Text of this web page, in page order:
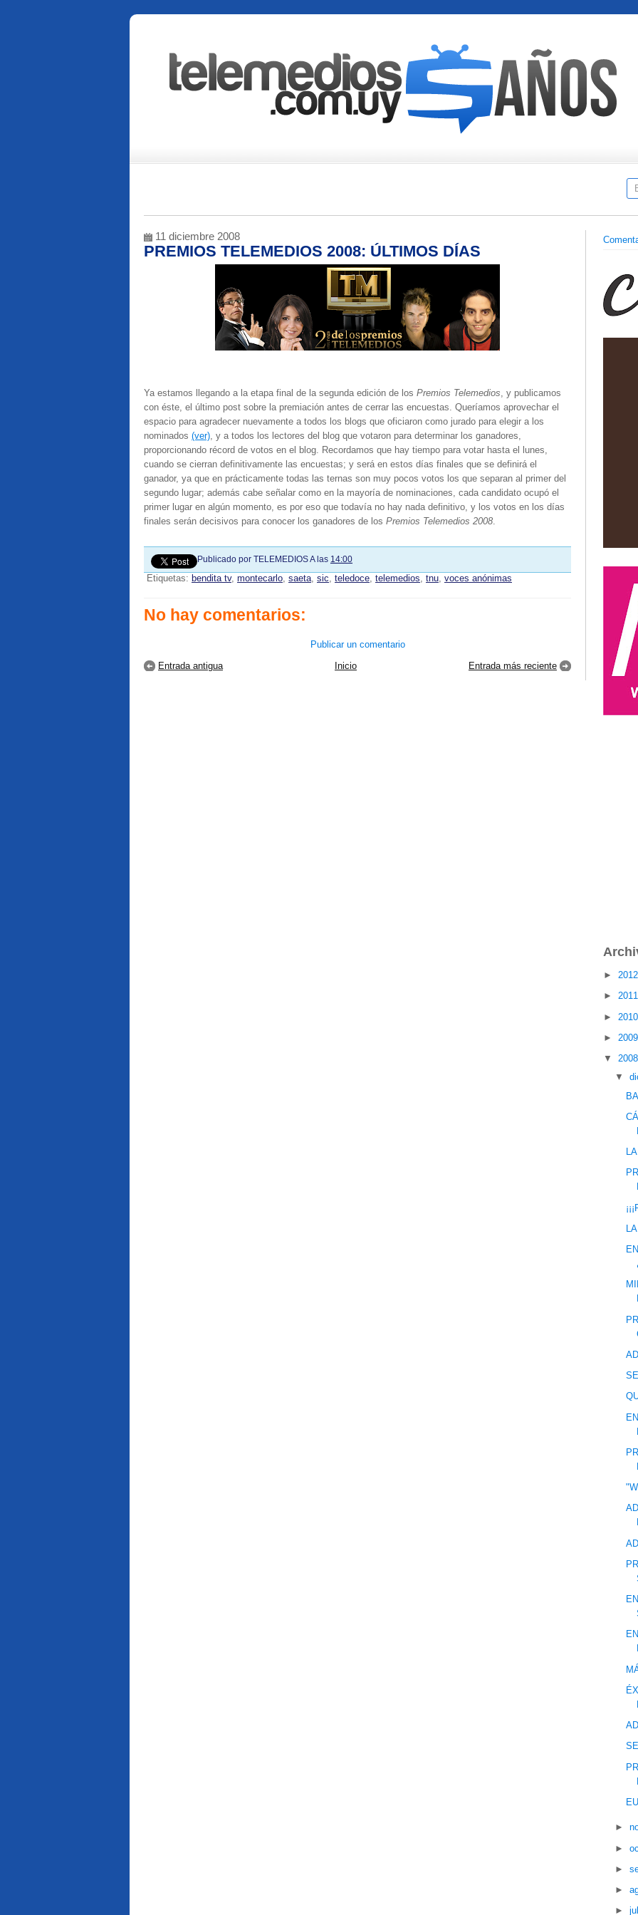
11 diciembre 2008
PREMIOS TELEMEDIOS 2008: ÚLTIMOS DÍAS
Ya estamos llegando a la etapa final de la segunda edición de los Premios Telemedios, y publicamos
con éste, el último post sobre la premiación antes de cerrar las encuestas. Queríamos aprovechar el
espacio para agradecer nuevamente a todos los blogs que oficiaron como jurado para elegir a los
nominados (ver), y a todos los lectores del blog que votaron para determinar los ganadores,
proporcionando récord de votos en el blog. Recordamos que hay tiempo para votar hasta el lunes,
cuando se cierran definitivamente las encuestas; y será en estos días finales que se definirá el
ganador, ya que en prácticamente todas las ternas son muy pocos votos los que separan al primer del
segundo lugar; además cabe señalar como en la mayoría de nominaciones, cada candidato ocupó el
primer lugar en algún momento, es por eso que todavía no hay nada definitivo, y los votos en los días
finales serán decisivos para conocer los ganadores de los Premios Telemedios 2008.
Publicado por TELEMEDIOSA las 14:00
Etiquetas: bendita tv, montecarlo, saeta, sic, teledoce, telemedios, tnu, voces anónimas
No hay comentarios:
Publicar un comentario
Entrada más reciente
Entrada antigua Inicio
►
►
►
►
▼
▼
►
►
►
►
►